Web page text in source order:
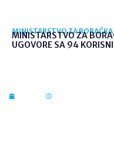
MINISTARSTVO ZA
MINISTARSTVO ZA
UGOVORE SA 94